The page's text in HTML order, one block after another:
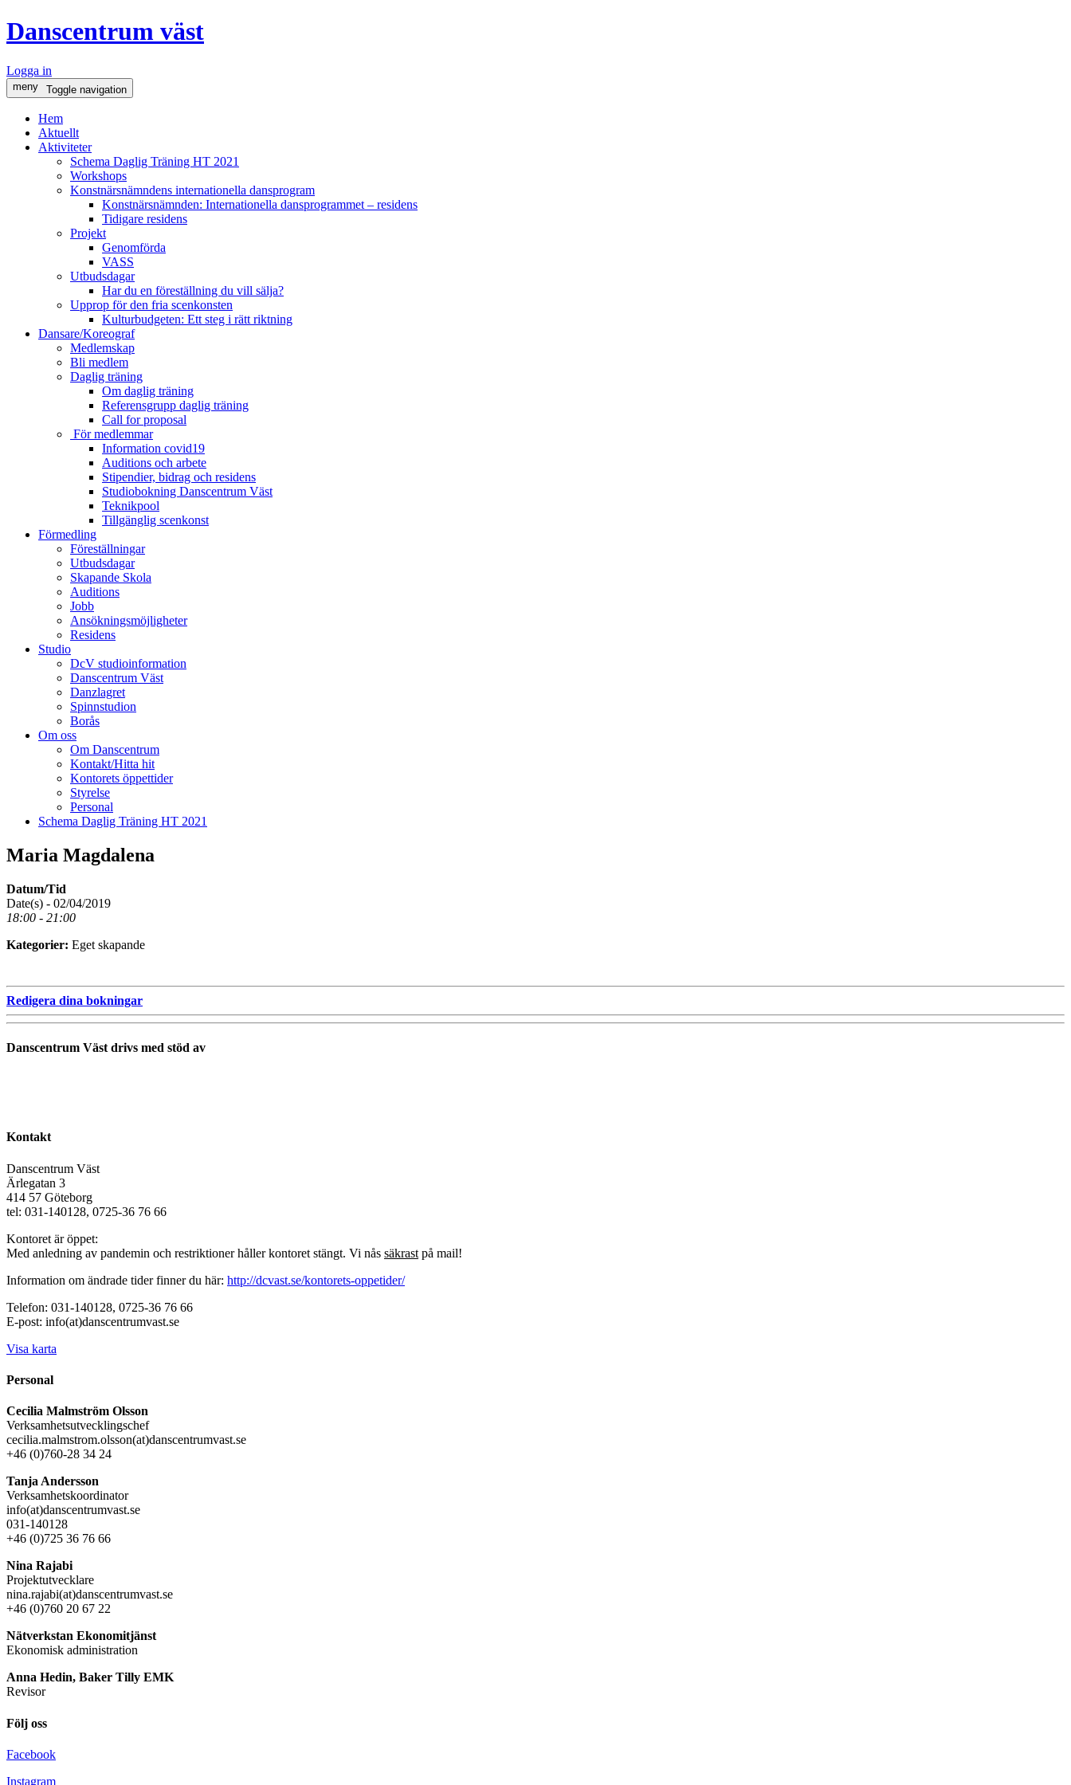
Danscentrum väst
Logga in
meny Toggle navigation
Hem
Aktuellt
Aktiviteter
Schema Daglig Träning HT 2021
Workshops
Konstnärsnämndens internationella dansprogram
Konstnärsnämnden: Internationella dansprogrammet – residens
Tidigare residens
Projekt
Genomförda
VASS
Utbudsdagar
Har du en föreställning du vill sälja?
Upprop för den fria scenkonsten
Kulturbudgeten: Ett steg i rätt riktning
Dansare/Koreograf
Medlemskap
Bli medlem
Daglig träning
Om daglig träning
Referensgrupp daglig träning
Call for proposal
För medlemmar
Information covid19
Auditions och arbete
Stipendier, bidrag och residens
Studiobokning Danscentrum Väst
Teknikpool
Tillgänglig scenkonst
Förmedling
Föreställningar
Utbudsdagar
Skapande Skola
Auditions
Jobb
Ansökningsmöjligheter
Residens
Studio
DcV studioinformation
Danscentrum Väst
Danzlagret
Spinnstudion
Borås
Om oss
Om Danscentrum
Kontakt/Hitta hit
Kontorets öppettider
Styrelse
Personal
Schema Daglig Träning HT 2021
Maria Magdalena
Datum/Tid
Date(s) - 02/04/2019
18:00 - 21:00
Kategorier: Eget skapande
Redigera dina bokningar
Danscentrum Väst drivs med stöd av
Kontakt
Danscentrum Väst
Ärlegatan 3
414 57 Göteborg
tel: 031-140128, 0725-36 76 66
Kontoret är öppet:
Med anledning av pandemin och restriktioner håller kontoret stängt. Vi nås säkrast på mail!
Information om ändrade tider finner du här: http://dcvast.se/kontorets-oppetider/
Telefon: 031-140128, 0725-36 76 66
E-post: info(at)danscentrumvast.se
Visa karta
Personal
Cecilia Malmström Olsson
Verksamhetsutvecklingschef
cecilia.malmstrom.olsson(at)danscentrumvast.se
+46 (0)760-28 34 24
Tanja Andersson
Verksamhetskoordinator
info(at)danscentrumvast.se
031-140128
+46 (0)725 36 76 66
Nina Rajabi
Projektutvecklare
nina.rajabi(at)danscentrumvast.se
+46 (0)760 20 67 22
Nätverkstan Ekonomitjänst
Ekonomisk administration
Anna Hedin, Baker Tilly EMK
Revisor
Följ oss
Facebook
Instagram